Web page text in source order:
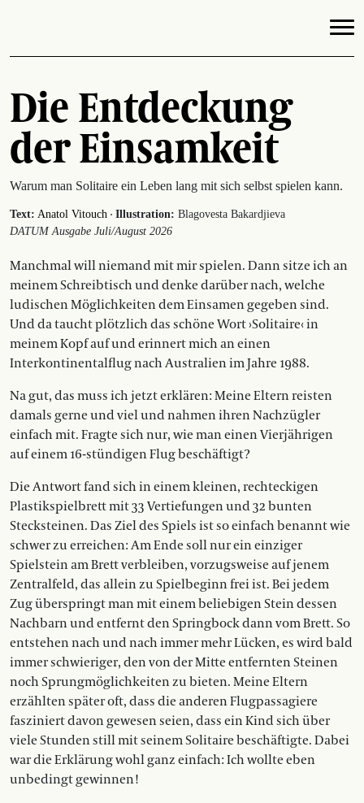
Die Entdeckung
der Einsamkeit
Warum man Solitaire ein Leben lang mit sich selbst spielen kann.
Text: Anatol Vitouch · Illustration: Blagovesta Bakardjieva
DATUM Ausgabe Juli/August 2026
Manchmal will niemand mit mir spielen. Dann sitze ich an
meinem Schreibtisch und denke ­darüber nach, welche
ludischen Möglichkeiten dem Einsamen gegeben sind.
Und da taucht plötzlich das schöne Wort ›Solitaire‹ in
meinem Kopf auf und er­innert mich an einen
Interkontinentalflug nach Aus­tralien im Jahre 1988.
Na gut, das muss ich jetzt erklären: Meine Eltern reisten
damals gerne und viel und nahmen ihren Nachzügler
einfach mit. Fragte sich nur, wie man einen Vierjährigen
auf einem 16-stündigen Flug beschäftigt?
Die Antwort fand sich in einem kleinen, rechteckigen
Plastikspielbrett mit 33 Vertiefungen und 32 bunten
Stecksteinen. Das Ziel des Spiels ist so einfach benannt wie
schwer zu erreichen: Am Ende soll nur ein einziger
Spielstein am Brett verbleiben, vorzugsweise auf jenem
Zentralfeld, das allein zu Spielbeginn frei ist. Bei jedem
Zug überspringt man mit einem beliebigen Stein dessen
Nachbarn und entfernt den Springbock dann vom Brett. So
entstehen nach und nach immer mehr Lücken, es wird bald
immer schwieriger, den von der Mitte entfernten Steinen
noch Sprungmöglichkeiten zu bieten. Meine Eltern
erzählten später oft, dass die anderen Flugpassagiere
fasziniert davon gewesen seien, dass ein Kind sich über
viele Stunden still mit seinem Solitaire beschäftigte. Dabei
war die Erklärung wohl ganz einfach: Ich wollte eben
unbedingt gewinnen!